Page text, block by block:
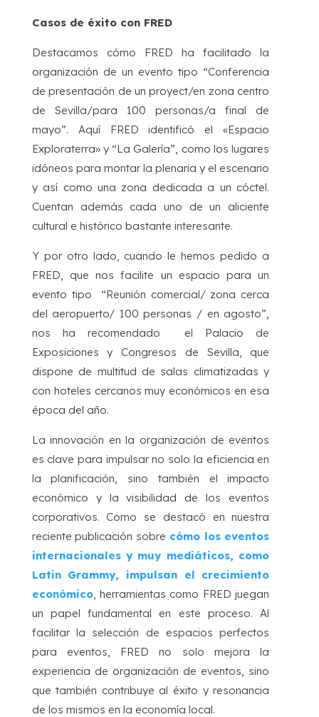
Casos de éxito con FRED
Destacamos cómo FRED ha facilitado la
organización de un evento tipo “Conferencia
de presentación de un proyect/en zona centro
de Sevilla/para 100 personas/a final de
mayo”. Aquí FRED identificó el «Espacio
Exploraterra» y “La Galería”, como los lugares
idóneos para montar la plenaria y el escenario
y así como una zona dedicada a un cóctel.
Cuentan además cada uno de un aliciente
cultural e histórico bastante interesante.
Y por otro lado, cuando le hemos pedido a
FRED, que nos facilite un espacio para un
evento tipo “Reunión comercial/ zona cerca
del aeropuerto/ 100 personas / en agosto”,
nos ha recomendado el Palacio de
Exposiciones y Congresos de Sevilla, que
dispone de multitud de salas climatizadas y
con hoteles cercanos muy económicos en esa
época del año.
La innovación en la organización de eventos
es clave para impulsar no solo la eficiencia en
la planificación, sino también el impacto
económico y la visibilidad de los eventos
corporativos. Como se destacó en nuestra
reciente publicación sobre cómo los eventos
internacionales y muy mediáticos, como
Latin Grammy, impulsan el crecimiento
económico, herramientas como FRED juegan
un papel fundamental en este proceso. Al
facilitar la selección de espacios perfectos
para eventos, FRED no solo mejora la
experiencia de organización de eventos, sino
que también contribuye al éxito y resonancia
de los mismos en la economía local.